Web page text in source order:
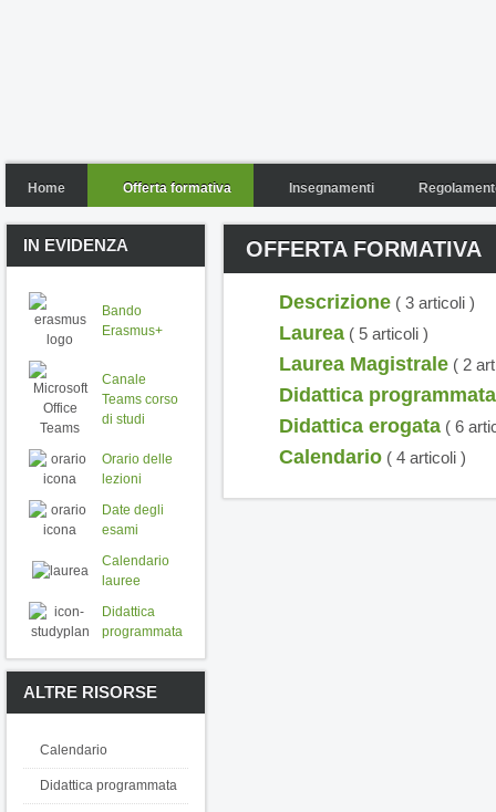
Home Offerta formativa Insegnamenti
OFFERTA FORMATIVA
Descrizione ( 3 articoli )
Laurea ( 5 articoli )
Laurea Magistrale ( 2
Didattica programmata
Didattica erogata ( 6
Calendario ( 4 articoli )
IN EVIDENZA
Bando
Erasmus+
Canale
Teams corso
di studi
Orario delle
lezioni
Date degli
esami
Calendario
lauree
Didattica
programmata
ALTRE RISORSE
Calendario
Didattica programmata